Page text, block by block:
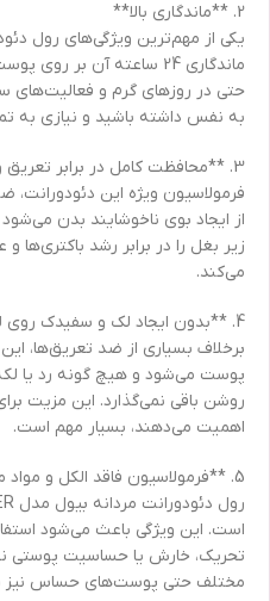
2. **ماندگاری بالا**
ماندگاری 24 ساعته آن
حتی در روزهای گرم و فعالیت‌های
به نفس داشته باشید و نیازی به
3. **محافظت کامل در برابر تعریق و بوی بدن**
فرمولاسیون ویژه این
از ایجاد بوی ناخوشایند بدن
زیر بغل را در برابر رشد باکتری‌ها
می‌کند.
4. **بدون ایجاد لک و سفیدک روی لباس**
برخلاف بسیاری از ضد تعریق‌ها،
پوست می‌شود و هیچ گونه رد یا
روشن باقی نمی‌گذارد. این مزیت
اهمیت می‌دهند، بسیار مهم است.
5. **فرمولاسیون فاقد الکل و مواد مضر**
است. این ویژگی باعث می‌شود
تحریک، خارش یا حساسیت پوستی
مختلف حتی پوست‌های حساس نیز